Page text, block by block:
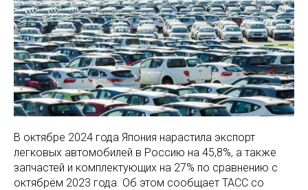
В октябре 2024 года Япония нарастила экспорт
легковых автомобилей в Россию на 45,8%, а также
запчастей и комплектующих на 27% по сравнению с
октябрём 2023 года. Об этом сообщает ТАСС со